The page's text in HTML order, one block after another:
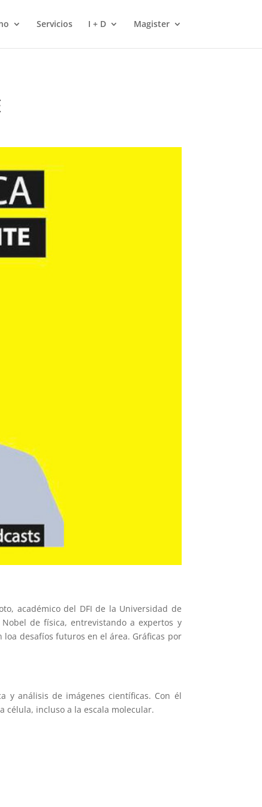
Servicios I + D Magister
académico del DFI de la Universidad de
de física, entrevistando a expertos y
desafíos futuros en el área. Gráficas por
y análisis de imágenes científicas. Con él
célula, incluso a la escala molecular.